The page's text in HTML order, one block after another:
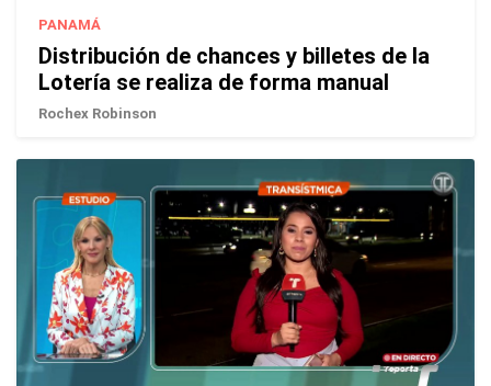
PANAMÁ
Distribución de chances y billetes de la
Lotería se realiza de forma manual
Rochex Robinson